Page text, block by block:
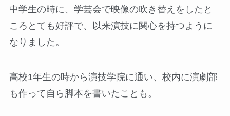
中学生の時に、学芸会で映像の吹き替えをしたと
ころとても好評で、以来演技に関心を持つように
なりました。
高校1年生の時から演技学院に通い、校内に演劇部
も作って自ら脚本を書いたことも。